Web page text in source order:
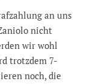
an uns
nicht
wir wohl
trotzdem 7-
noch, die